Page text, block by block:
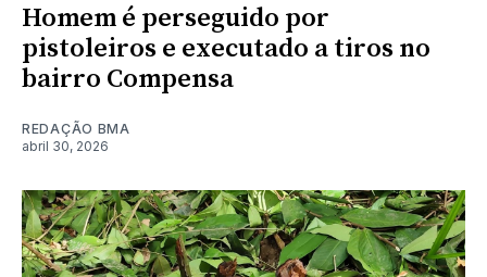
Homem é perseguido por
pistoleiros e executado a tiros no
bairro Compensa
REDAÇÃO BMA
abril 30, 2026